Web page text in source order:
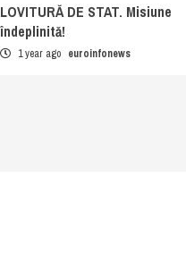
LOVITURĂ DE STAT. Misiune
îndeplinită!
1 year ago euroinfonews